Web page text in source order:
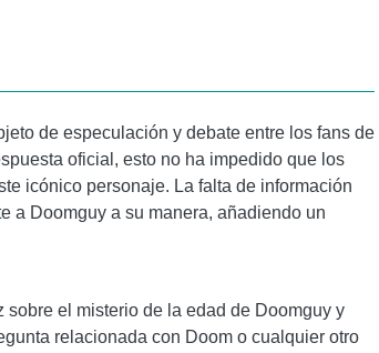
de especulación y debate entre los fans de
oficial, esto no ha impedido que los
icónico personaje. La falta de información
a Doomguy a su manera, añadiendo un
el misterio de la edad de Doomguy y
relacionada con Doom o cualquier otro